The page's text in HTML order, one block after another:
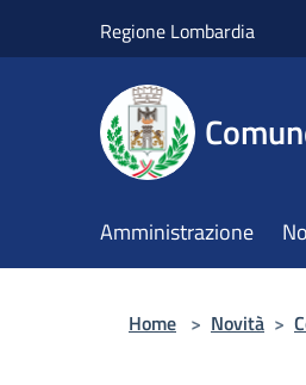
Regione Lombardia
Amministrazione
Home > Novità >